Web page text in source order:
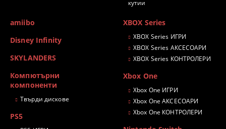
кутии
amiibo
Disney Infinity
SKYLANDERS
Компютърни
компоненти
Твърди дискове
PS5
XBOX Series
XBOX Series ИГРИ
XBOX Series АКСЕСОАРИ
XBOX Series КОНТРОЛЕРИ
Xbox One
Xbox One ИГРИ
Xbox One АКСЕСОАРИ
Xbox One КОНТРОЛЕРИ